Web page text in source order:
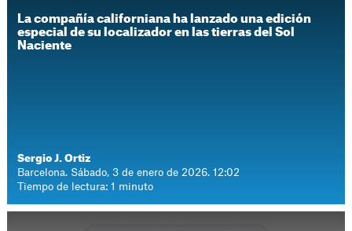
La compañía californiana ha lanzado una edición
especial de su localizador en las tierras del Sol
Naciente
Sergio J. Ortiz
Barcelona. Sábado, 3 de enero de 2026. 12:02
Tiempo de lectura: 1 minuto